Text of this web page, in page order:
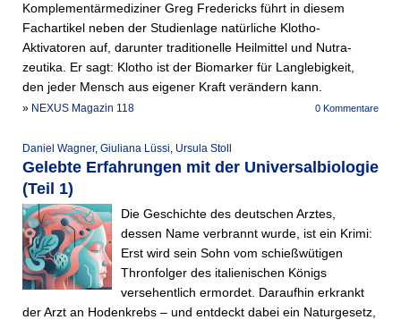
Komplementärmediziner Greg Fredericks führt in diesem
Fachartikel neben der Studienlage natürliche Klotho-
Aktivatoren auf, darunter traditionelle Heilmittel und Nutra­
zeutika. Er sagt: Klotho ist der Biomarker für Langlebigkeit,
den jeder Mensch aus eigener Kraft verändern kann.
0 Kommentare
» NEXUS Magazin 118
Daniel Wagner, Giuliana Lüssi, Ursula Stoll
Gelebte Erfahrungen mit der Universalbiologie
(Teil 1)
Die Geschichte des deutschen Arztes,
dessen Name verbrannt wurde, ist ein Krimi:
Erst wird sein Sohn vom schießwütigen
Thronfolger des italienischen Königs
versehentlich ermordet. Daraufhin erkrankt
der Arzt an Hodenkrebs – und entdeckt dabei ein Naturgesetz,